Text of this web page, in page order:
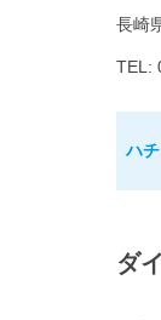
長崎
TEL:
ハ
ダ